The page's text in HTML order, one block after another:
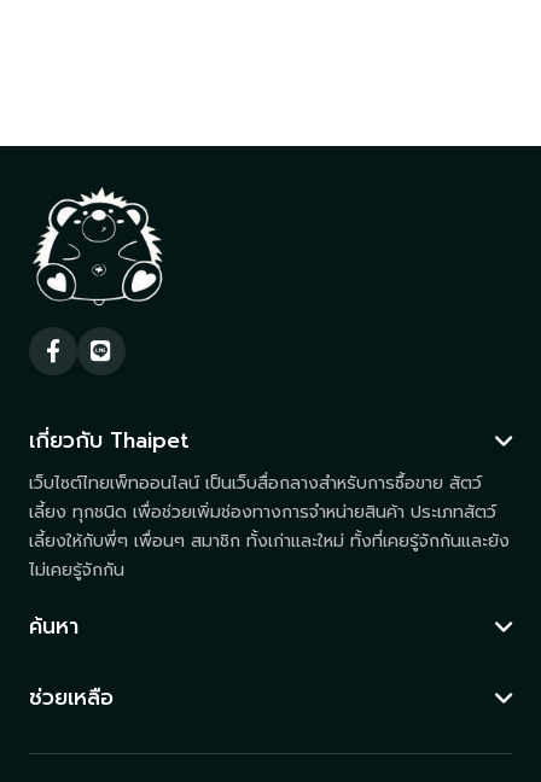
เกี่ยวกับ Thaipet
เว็บไซต์ไทยเพ็ทออนไลน์ เป็นเว็บสื่อกลางสำหรับการซื้อขาย สัตว์
เลี้ยง ทุกชนิด เพื่อช่วยเพิ่มช่องทางการจำหน่ายสินค้า ประเภทสัตว์
เลี้ยงให้กับพี่ๆ เพื่อนๆ สมาชิก ทั้งเก่าและใหม่ ทั้งที่เคยรู้จักกันและยัง
ไม่เคยรู้จักกัน
ค้นหา
ช่วยเหลือ